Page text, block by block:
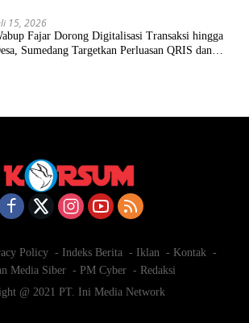
15, 2026
Fajar Dorong Digitalisasi Transaksi hingga
Sumedang Targetkan Perluasan QRIS dan
Policy Indeks Berita Iklan
Kontak
Media Siber
PM Cyber
Redaksi
@ 2021 PT. Ini Media Network